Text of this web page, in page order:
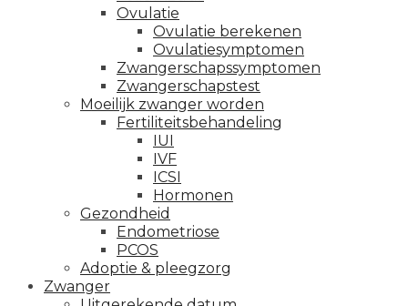
Ovulatie
Ovulatie berekenen
Ovulatiesymptomen
Zwangerschapssymptomen
Zwangerschapstest
Moeilijk zwanger worden
Fertiliteitsbehandeling
IUI
IVF
ICSI
Hormonen
Gezondheid
Endometriose
PCOS
Adoptie & pleegzorg
Zwanger